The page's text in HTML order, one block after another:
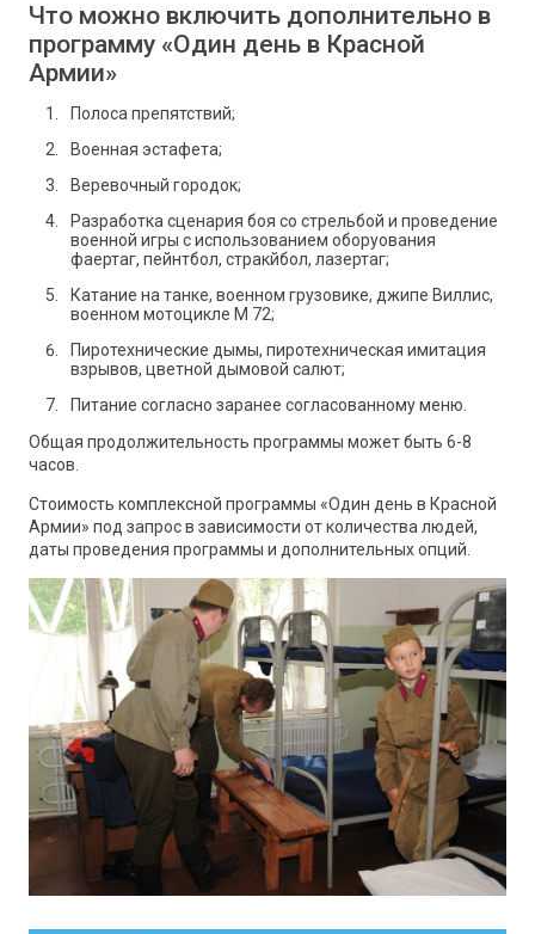
Что можно включить дополнительно в
программу «Один день в Красной
Армии»
Полоса препятствий;
Военная эстафета;
Веревочный городок;
Разработка сценария боя со стрельбой и проведение
военной игры с использованием оборуования
фаертаг, пейнтбол, стракйбол, лазертаг;
Катание на танке, военном грузовике, джипе Виллис,
военном мотоцикле М 72;
Пиротехнические дымы, пиротехническая имитация
взрывов, цветной дымовой салют;
Питание согласно заранее согласованному меню.
Общая продолжительность программы может быть 6-8
часов.
Стоимость комплексной программы «Один день в Красной
Армии» под запрос в зависимости от количества людей,
даты проведения программы и дополнительных опций.